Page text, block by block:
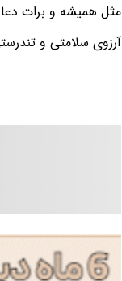
مثل همیشه و برات
آرزوی سلامتی و